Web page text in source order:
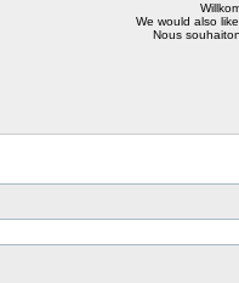
We would also
Nous